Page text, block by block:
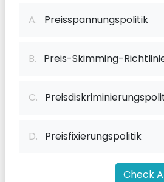
A. Preisspannungspolitik
B. Preis-Skimming-
C.
D. Preisfixierungspolitik
Check